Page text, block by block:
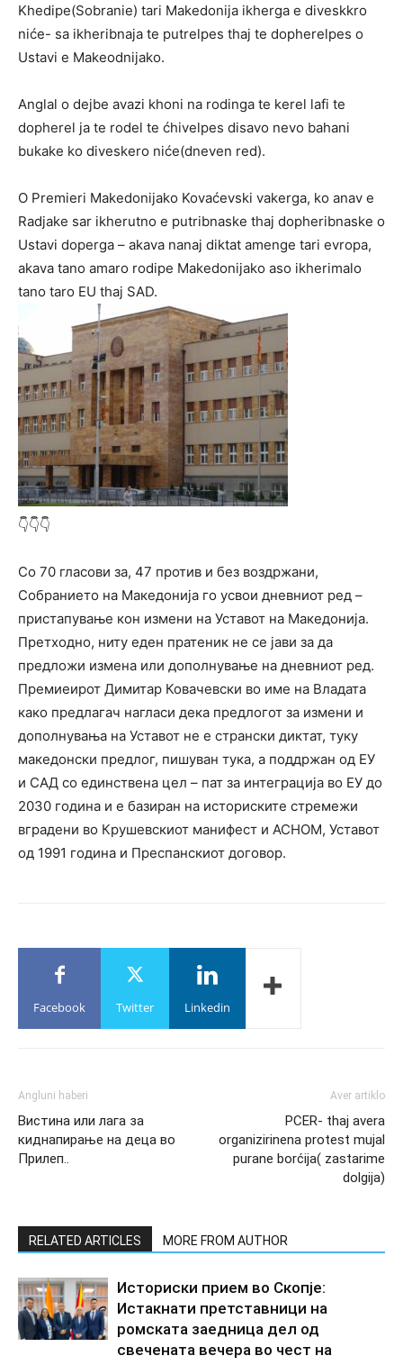
Khedipe(Sobranie) tari Makedonija ikherga e diveskkro
niće- sa ikheribnaja te putrelpes thaj te dopherelpes o
Ustavi e Makeodnijako.
Anglal o dejbe avazi khoni na rodinga te kerel lafi te
dopherel ja te rodel te ćhivelpes disavo nevo bahani
bukake ko diveskero niće(dneven red).
O Premieri Makedonijako Kovaćevski vakerga, ko anav e
Radjake sar ikherutno e putribnaske thaj dopheribnaske o
Ustavi doperga – akava nanaj diktat amenge tari evropa,
akava tano amaro rodipe Makedonijako aso ikherimalo
tano taro EU thaj SAD.
👇👇👇
Со 70 гласови за, 47 против и без воздржани,
Собранието на Македонија го усвои дневниот ред –
пристапување кон измени на Уставот на Македонија.
Претходно, ниту еден пратеник не се јави за да
предложи измена или дополнување на дневниот ред.
Премиеирот Димитар Ковачевски во име на Владата
како предлагач нагласи дека предлогот за измени и
дополнувања на Уставот не е странски диктат, туку
македонски предлог, пишуван тука, а поддржан од ЕУ
и САД со единствена цел – пат за интеграција во ЕУ до
2030 година и е базиран на историските стремежи
вградени во Крушевскиот манифест и АСНОМ, Уставот
од 1991 година и Преспанскиот договор.
Facebook Twitter Linkedin
Angluni haberi
Вистина или лага за
киднапирање на деца во
Прилеп..
Aver artiklo
PCER- thaj avera
organizirinena protest mujal
purane borćija( zastarime
dolgija)
RELATED ARTICLES MORE FROM AUTHOR
Историски прием во Скопје:
Истакнати претставници на
ромската заедница дел од
свечената вечера во чест на